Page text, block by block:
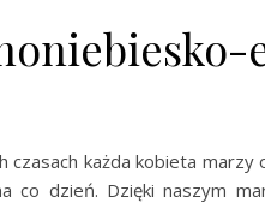
czasach każda kobieta
co dzień. Dzięki naszym